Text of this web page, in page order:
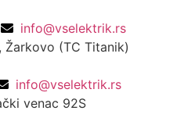
info@vselektrik.rs
Žarkovo (TC Titanik)
info@vselektrik.rs
venac 92S